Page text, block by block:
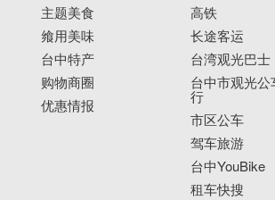
主题美食
飨用美味
台中特产
购物商圈
优惠情报
高铁
长途客运
台湾观光巴士
台中市观光
行
市区公车
驾车旅游
台中YouBike
租车快搜